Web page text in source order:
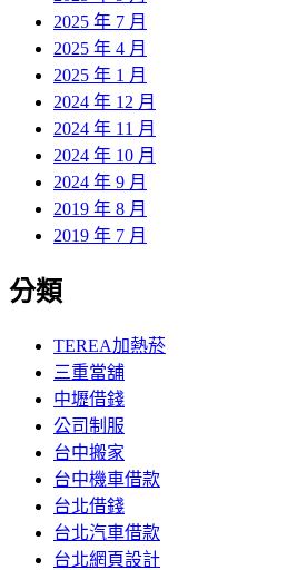
2025 年 7 月
2025 年 4 月
2025 年 1 月
2024 年 12 月
2024 年 11 月
2024 年 10 月
2024 年 9 月
2019 年 8 月
2019 年 7 月
分類
TEREA加熱菸
三重當舖
中壢借錢
公司制服
台中搬家
台中機車借款
台北借錢
台北汽車借款
台北網頁設計